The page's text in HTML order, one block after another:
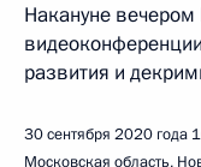
Накануне
развития и
30 сентября 2020 года
Московская область,